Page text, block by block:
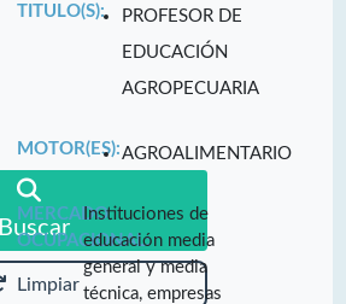
Buscar
Limpiar
TITULO(S):
PROFESOR DE
EDUCACIÓN
AGROPECUARIA
MOTOR(ES):AGROALIMENTARIO
MERCADO
OCUPACIONAL:
Instituciones de
educación media
general y media
técnica, empresas